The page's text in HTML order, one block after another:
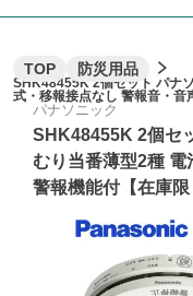
TOP 防災用品
SHK48455K 2個セット パナ
式・移報接点なし 警報音・音
パナソニック
SHK48455K 2個セ
むり当番薄型2種
警報機能付【在庫限